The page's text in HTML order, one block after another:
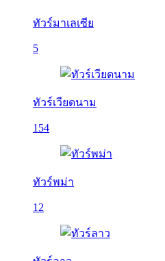
ทัวร์มาเลเซีย
5
ทัวร์เวียดนาม
154
ทัวร์พม่า
12